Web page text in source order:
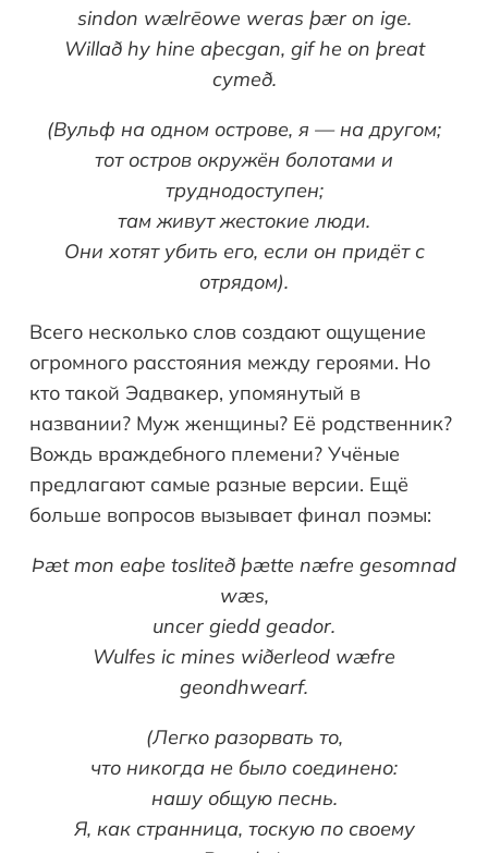
sindon wælrēowe weras þær on ige.
Willað hy hine aþecgan, gif he on þreat
cymeð.
(Вульф на одном острове, я — на другом;
тот остров окружён болотами и
труднодоступен;
там живут жестокие люди.
Они хотят убить его, если он придёт с
отрядом).
Всего несколько слов создают ощущение
огромного расстояния между героями. Но
кто такой Эадвакер, упомянутый в
названии? Муж женщины? Её родственник?
Вождь враждебного племени? Учёные
предлагают самые разные версии. Ещё
больше вопросов вызывает финал поэмы:
Þæt mon eaþe tosliteð þætte næfre gesomnad
wæs,
uncer giedd geador.
Wulfes ic mines wiðerleod wæfre
geondhwearf.
(Легко разорвать то,
что никогда не было соединено:
нашу общую песнь.
Я, как странница, тоскую по своему